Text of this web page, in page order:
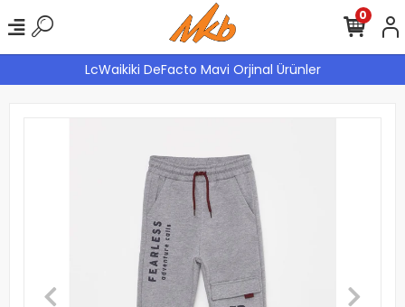
LcWaikiki DeFacto Mavi Orjinal Ürünler
0